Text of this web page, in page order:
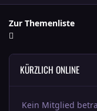
Zur Themenliste
KÜRZLICH ONLINE
Kein Mitglied